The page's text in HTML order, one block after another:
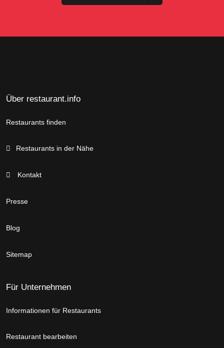
Über restaurant.info
Restaurants finden
Restaurants in der Nähe
Kontakt
Presse
Blog
Sitemap
Für Unternehmen
Informationen für Restaurants
Restaurant bearbeiten